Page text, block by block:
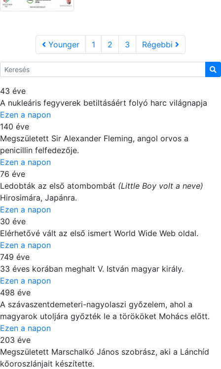
Younger 1 2 3 Régebbi
43 éve
A nukleáris fegyverek betiltásáért folyó harc világnapja
Ezen a napon
140 éve
Megszületett Sir Alexander Fleming, angol orvos a
penicillin felfedezője.
Ezen a napon
76 éve
Ledobták az első atombombát (Little Boy volt a neve)
Hirosimára, Japánra.
Ezen a napon
30 éve
Elérhetővé vált az első ismert World Wide Web oldal.
Ezen a napon
749 éve
33 éves korában meghalt V. István magyar király.
Ezen a napon
498 éve
A szávaszentdemeteri-nagyolaszi győzelem, ahol a
magyarok utoljára győzték le a törököket Mohács előtt.
Ezen a napon
203 éve
Megszületett Marschalkó János szobrász, aki a Lánchíd
kőoroszlánjait készítette.